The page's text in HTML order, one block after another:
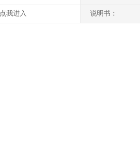
点我进入 说明书：